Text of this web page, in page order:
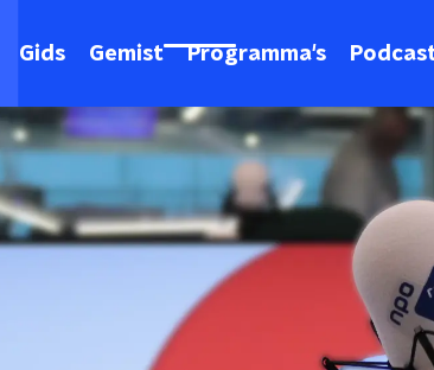
Gids Gemist Programma's